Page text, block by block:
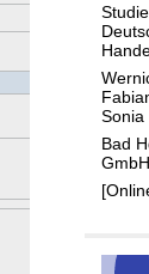
z
e
z
u
r
G
l
Sonia
Bad